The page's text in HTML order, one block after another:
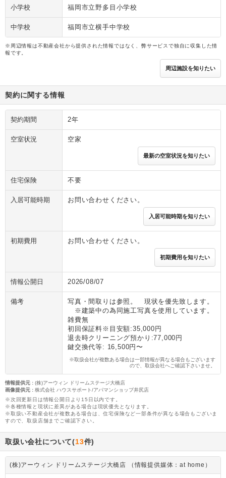
小学校 福岡市立野多目小学校
中学校 福岡市立横手中学校
※周辺情報は不動産会社から提供された情報ではなく、弊サービスで独自に収集した情
報です。
周辺施設を知りたい
契約に関する情報
契約期間 2年
空室状況 空家
最新の空室状況を知りたい
住宅保険 不要
入居可能時期 お問い合わせください。
入居可能時期を知りたい
初期費用 お問い合わせください。
初期費用を知りたい
情報公開日 2026/08/07
備考
写真・間取りは参照。 現状を優先致します。
※建築中の為同施工写真を使用しています。
雑費無
初回保証料※目安額:35,000円
退去時クリーニング預かり:77,000円
鍵交換代等: 16,500円〜
※取扱会社が複数ある場合は一部情報が異なる場合もございます
ので、取扱会社へご確認下さいませ。
情報提供元 : (株)アーウィン ドリームステージ大橋店
画像提供元 : 株式会社 ハウスサポート/アパマンショップ井尻店
※次回更新日は情報公開日より15日以内です。
※各種情報と現状に差異がある場合は現状優先となります。
※取扱い不動産会社が複数ある場合は、住宅保険など一部条件が異なる場合もございま
すので、取扱店舗までご確認下さい。
取扱い会社について(13件)
(株)アーウィン ドリームステージ大橋店 （情報提供媒体：at home）